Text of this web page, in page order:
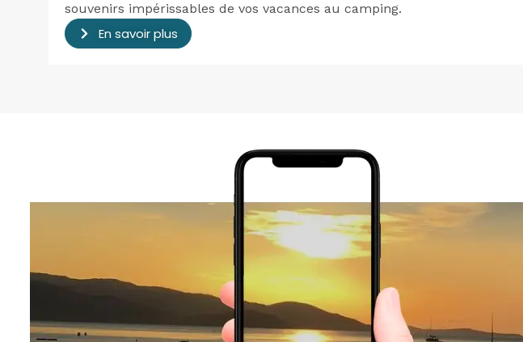
souvenirs impérissables de vos vacances au camping.
En savoir plus